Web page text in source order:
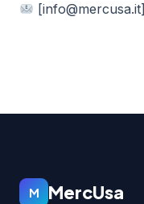
[info@mercusa.it]
M MercUsa